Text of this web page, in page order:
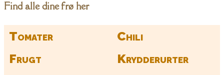
Find alle dine frø her
Tomater
Chili
Frugt
Krydderurter